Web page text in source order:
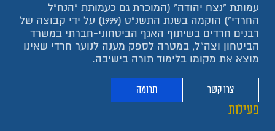
עמותת "נצח יהודה" (המוכרת גם כעמותת "הנח"ל
החרדי") הוקמה בשנת התשנ"ט (1999) על ידי קבוצה של
רבנים חרדים בשיתוף האגף הביטחוני-חברתי במשרד
הביטחון וצה"ל, במטרה לספק מענה לנוער חרדי שאינו
מוצא את מקומו בלימוד תורה בישיבה.
צרו קשר תרומה
פעילות